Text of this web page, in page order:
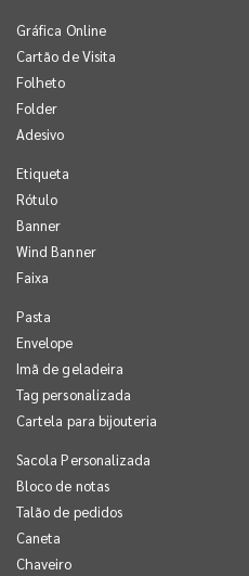
Gráfica Online
Cartão de Visita
Folheto
Folder
Adesivo
Etiqueta
Rótulo
Banner
Wind Banner
Faixa
Pasta
Envelope
Imã de geladeira
Tag personalizada
Cartela para bijouteria
Sacola Personalizada
Bloco de notas
Talão de pedidos
Caneta
Chaveiro